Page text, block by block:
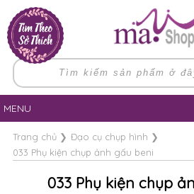
MENU
Trang chủ❯ Đạo cụ chụp hình ❯
033 Phụ kiện chụp ảnh gấu beni
033 Phụ kiện chụp